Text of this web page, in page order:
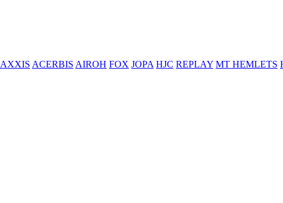
AXXIS ACERBIS AIROH FOX JOPA HJC REPLAY MT HEMLETS